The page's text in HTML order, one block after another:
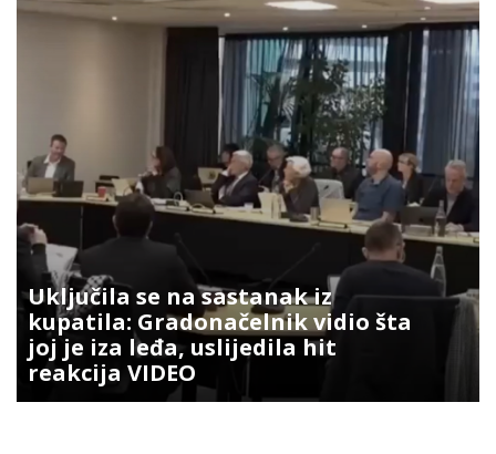
Uključila se na sastanak iz
kupatila: Gradonačelnik vidio šta
joj je iza leđa, uslijedila hit
reakcija VIDEO